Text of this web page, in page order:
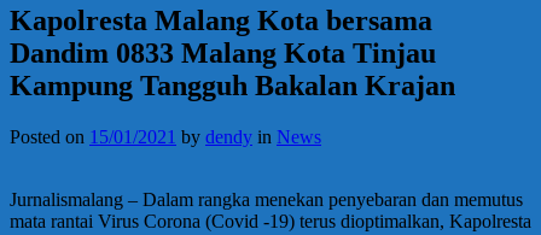
Kapolresta Malang Kota bersama
Dandim 0833 Malang Kota Tinjau
Kampung Tangguh Bakalan Krajan
Posted on 15/01/2021 by dendy in News
Jurnalismalang – Dalam rangka menekan penyebaran dan memutus
mata rantai Virus Corona (Covid -19) terus dioptimalkan, Kapolresta